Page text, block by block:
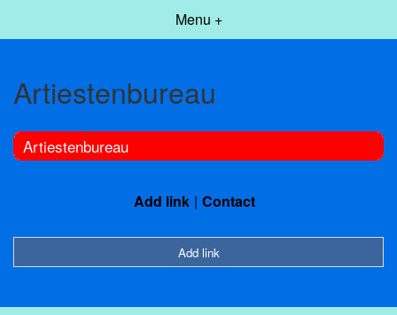
Menu +
Artiestenbureau
Artiestenbureau
Add link Contact
Add link